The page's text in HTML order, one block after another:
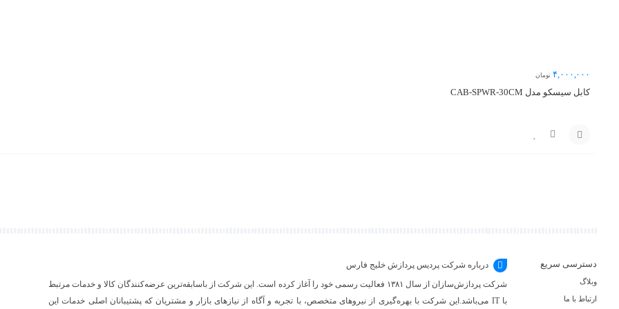
۴,۰۰۰,۰۰۰ تومان
کابل سیسکو مدل CAB-SPWR-30CM
دسترسی سریع
وبلاگ
ارتباط با ما
درباره شرکت پردیس پردازش خلیج فارس
شرکت پردازش‌سازان از سال ۱۳۸۱ فعالیت رسمی خود را آغاز کرده است. این شرکت از باسابقه‌ترین عرضه‌کنندگان کالا و خدمات مرتبط
با IT می‌باشد.این شرکت با بهره‌گیری از نیروهای متخصص، با تجربه و آگاه از نیازهای بازار و مشتریان که پشتیبانان اصلی خدمات این